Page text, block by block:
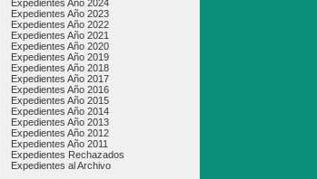
Expedientes Año 2024
Expedientes Año 2023
Expedientes Año 2022
Expedientes Año 2021
Expedientes Año 2020
Expedientes Año 2019
Expedientes Año 2018
Expedientes Año 2017
Expedientes Año 2016
Expedientes Año 2015
Expedientes Año 2014
Expedientes Año 2013
Expedientes Año 2012
Expedientes Año 2011
Expedientes Rechazados
Expedientes al Archivo